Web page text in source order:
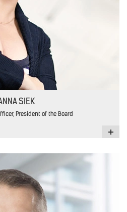
SIEK
President of the Board